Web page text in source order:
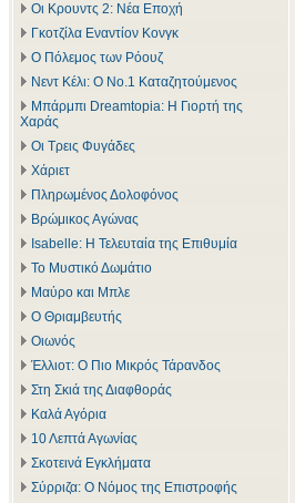
Οι Κρουντς 2: Νέα Εποχή
Γκοτζίλα Εναντίον Κονγκ
Ο Πόλεμος των Ρόουζ
Νεντ Κέλι: Ο Νο.1 Καταζητούμενος
Μπάρμπι Dreamtopia: Η Γιορτή της
Χαράς
Οι Τρεις Φυγάδες
Χάριετ
Πληρωμένος Δολοφόνος
Βρώμικος Αγώνας
Isabelle: Η Τελευταία της Επιθυμία
Το Μυστικό Δωμάτιο
Μαύρο και Μπλε
Ο Θριαμβευτής
Οιωνός
Έλλιοτ: Ο Πιο Μικρός Τάρανδος
Στη Σκιά της Διαφθοράς
Καλά Αγόρια
10 Λεπτά Αγωνίας
Σκοτεινά Εγκλήματα
Σύρριζα: Ο Νόμος της Επιστροφής